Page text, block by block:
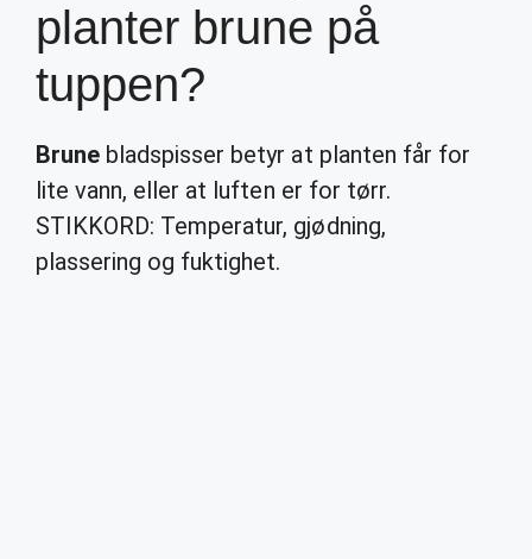
planter brune på
tuppen?
Brune bladspisser betyr at planten får for
lite vann, eller at luften er for tørr.
STIKKORD: Temperatur, gjødning,
plassering og fuktighet.